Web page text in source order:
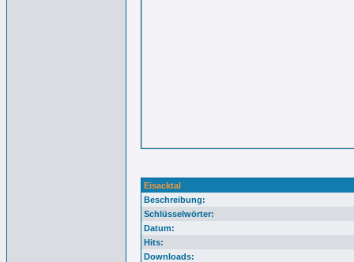
Eisacktal
Beschreibung:
Schlüsselwörter:
Datum:
Hits:
Downloads: